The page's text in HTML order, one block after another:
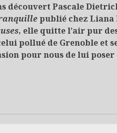
découvert Pascale
publié chez Liana
, elle quitte l’air pur
pollué de Grenoble et
pour nous de lui poser